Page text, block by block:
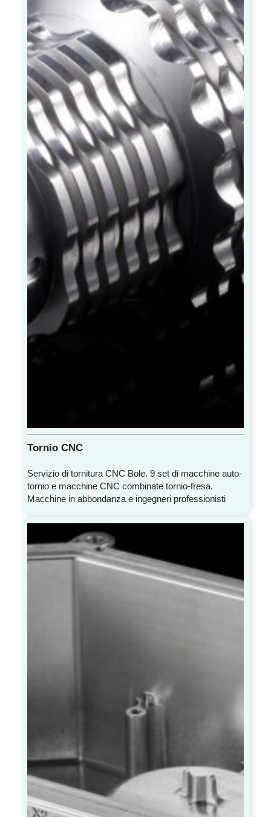
Tornio CNC
Servizio di tornitura CNC Bole. 9 set di macchine auto-
tornio e macchine CNC combinate tornio-fresa.
Macchine in abbondanza e ingegneri professionisti